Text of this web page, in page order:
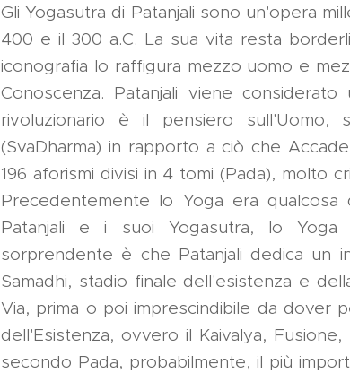
Gli Yogasutra di Patanjali sono un'opera
400 e il 300 a.C. La sua vita resta
iconografia lo raffigura mezzo uomo e
Conoscenza. Patanjali viene
rivoluzionario è il pensiero sull'Uomo,
(SvaDharma) in rapporto a ciò che
196 aforismi divisi in 4 tomi (Pada), molto
Precedentemente lo Yoga era
Patanjali e i suoi Yogasutra, lo Yoga
sorprendente è che Patanjali dedica
Samadhi, stadio finale dell'esistenza e
Via, prima o poi imprescindibile da dover
dell'Esistenza, ovvero il Kaivalya,
secondo Pada, probabilmente, il più